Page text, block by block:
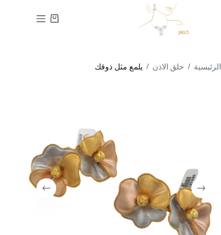
عربة
الرئيسية / حلق الاذن / يلمع مثل ذوقك